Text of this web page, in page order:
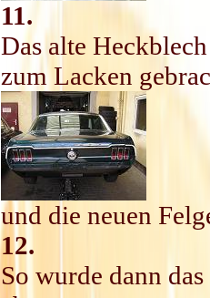
11.
Das alte
zum Lacken
und die neuen
12.
So wurde dann